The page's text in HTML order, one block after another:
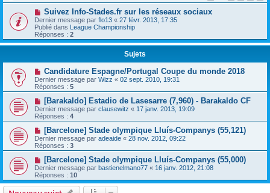
Suivez Info-Stades.fr sur les réseaux sociaux
Dernier message par flo13 « 27 févr. 2013, 17:35
Publié dans League Championship
Réponses : 2
Sujets
Candidature Espagne/Portugal Coupe du monde 2018
Dernier message par Wizz « 02 sept. 2010, 19:31
Réponses : 5
[Barakaldo] Estadio de Lasesarre (7,960) - Barakaldo CF
Dernier message par clausewitz « 17 janv. 2013, 19:09
Réponses : 4
[Barcelone] Stade olympique Lluís-Companys (55,121)
Dernier message par adeaide « 28 nov. 2012, 09:22
Réponses : 3
[Barcelone] Stade olympique Lluís-Companys (55,000)
Dernier message par bastienelmano77 « 16 janv. 2012, 21:08
Réponses : 10